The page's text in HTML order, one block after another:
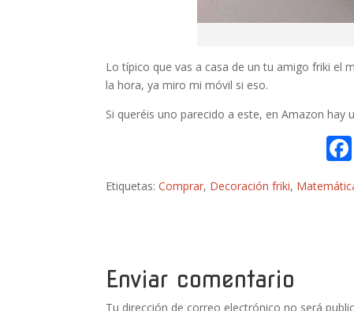
Lo típico que vas a casa de un tu amigo friki el
la hora, ya miro mi móvil si eso.
Si queréis uno parecido a este, en Amazon hay
Etiquetas:Comprar, Decoración friki,
Enviar comentario
Tu dirección de correo electrónico no será